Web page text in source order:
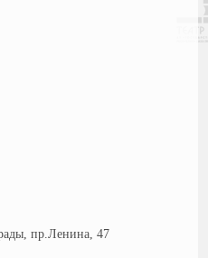
пр.Ленина, 47